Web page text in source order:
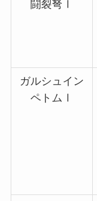
闘裂弩Ⅰ
ガルシュイン
ペトムⅠ